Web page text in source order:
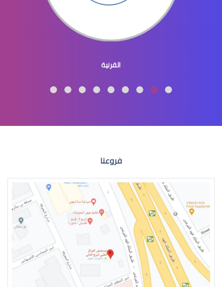
العدسات اللاصقة الطبية الملونة
العدسات اللاصقة الطبية الشهرية
القرنية
فروعنا